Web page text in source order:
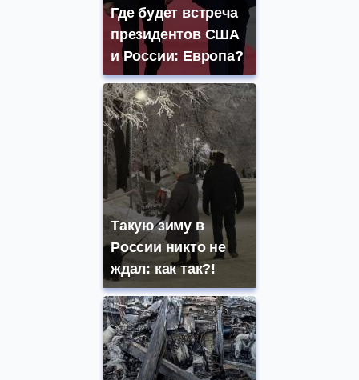
Где будет встреча
президентов США
и России: Европа?
Такую зиму в
России никто не
ждал: как так?!